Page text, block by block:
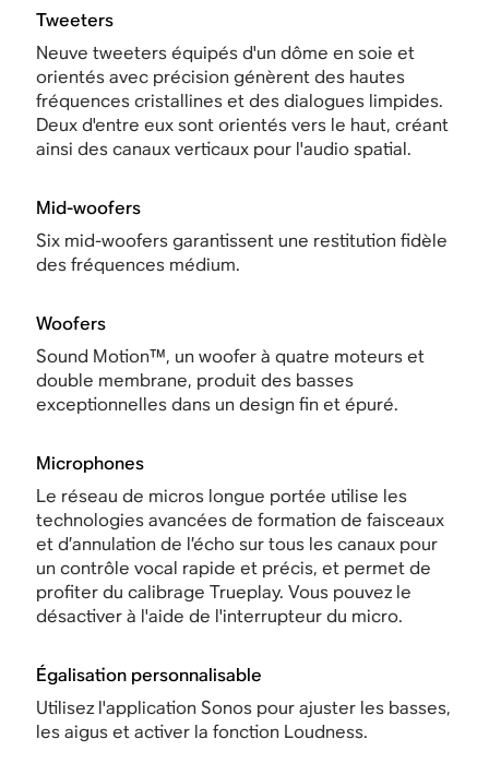
Tweeters
Neuve tweeters équipés d'un dôme en soie et
orientés avec précision génèrent des hautes
fréquences cristallines et des dialogues limpides.
Deux d'entre eux sont orientés vers le haut, créant
ainsi des canaux verticaux pour l'audio spatial.
Mid-woofers
Six mid-woofers garantissent une restitution fidèle
des fréquences médium.
Woofers
Sound Motion™, un woofer à quatre moteurs et
double membrane, produit des basses
exceptionnelles dans un design fin et épuré.
Microphones
Le réseau de micros longue portée utilise les
technologies avancées de formation de faisceaux
et d’annulation de l’écho sur tous les canaux pour
un contrôle vocal rapide et précis, et permet de
profiter du calibrage Trueplay. Vous pouvez le
désactiver à l'aide de l'interrupteur du micro.
Égalisation personnalisable
Utilisez l'application Sonos pour ajuster les basses,
les aigus et activer la fonction Loudness.